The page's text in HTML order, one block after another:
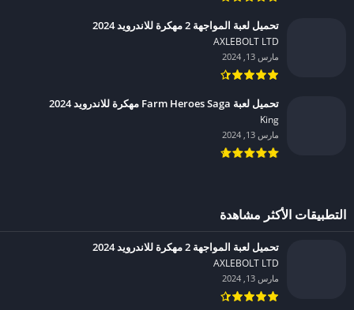
تحميل لعبة المواجهة 2 مهكرة للاندرويد 2024
AXLEBOLT LTD‏
مارس 13, 2024
تحميل لعبة Farm Heroes Saga مهكرة للاندرويد 2024
King‏
مارس 13, 2024
التطبيقات الأكثر مشاهدة
تحميل لعبة المواجهة 2 مهكرة للاندرويد 2024
AXLEBOLT LTD‏
مارس 13, 2024